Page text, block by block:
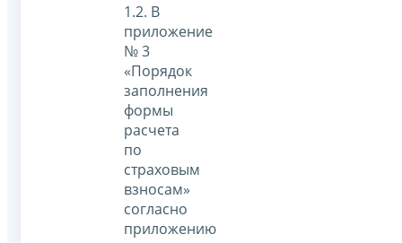
1.2. В
приложение
№ 3
«Порядок
заполнения
формы
расчета
по
страховым
взносам»
согласно
приложению